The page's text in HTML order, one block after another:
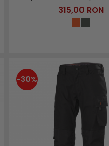
315,00 RON
-30%